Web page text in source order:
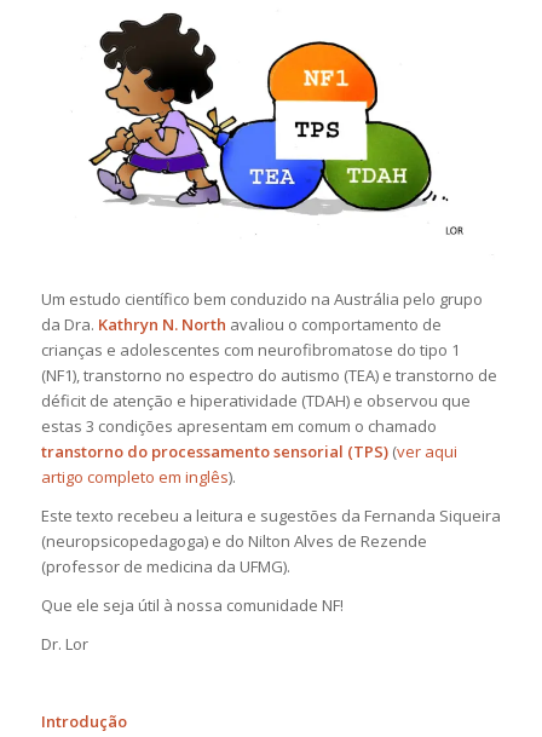
Um estudo científico bem conduzido na Austrália pelo grupo
da Dra. Kathryn N. North avaliou o comportamento de
crianças e adolescentes com neurofibromatose do tipo 1
(NF1), transtorno no espectro do autismo (TEA) e transtorno de
déficit de atenção e hiperatividade (TDAH) e observou que
estas 3 condições apresentam em comum o chamado
transtorno do processamento sensorial (TPS)(ver aqui
artigo completo em inglês).
Este texto recebeu a leitura e sugestões da Fernanda Siqueira
(neuropsicopedagoga) e do Nilton Alves de Rezende
(professor de medicina da UFMG).
Que ele seja útil à nossa comunidade NF!
Dr. Lor
Introdução